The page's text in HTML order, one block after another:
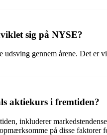
sig på NYSE?
gennem årene. Det er
aktiekurs i fremtiden?
inkluderer
på disse faktorer